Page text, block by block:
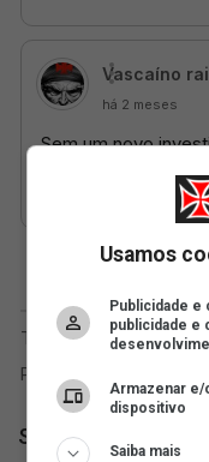
SuperVasco
Usamos
Publicidade
publicidade e
Armazenar e/
dispositivo
Saiba mais